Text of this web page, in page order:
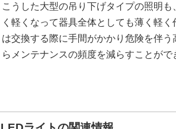
こうした大型の吊り下げタイプの照明
く軽くなって器具全体としても薄く軽
は交換する際に手間がかかり危険を伴
らメンテナンスの頻度を減らすことがで